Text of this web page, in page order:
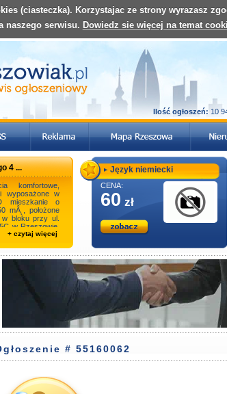
Ilość ogłoszeń: 10
4 ...
komfortowe,
wyposażone w
mieszkanie o
mÂ˛, położone
bloku przy ul.
w Rzeszowie.
...+ czytaj więcej
Język niemiecki
CENA:
60 zł
# 55160062
(ciasteczka). Korzystajac ze strony wyrazasz
naszego serwisu. Dowiedz sie więcej na temat